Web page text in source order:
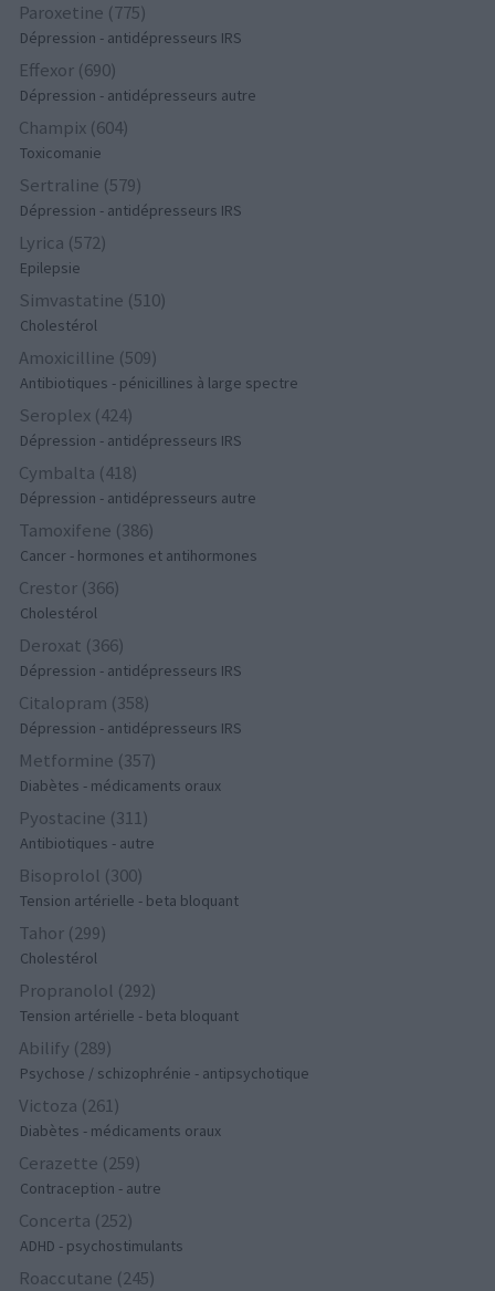
Paroxetine (775)
Dépression - antidépresseurs IRS
Effexor (690)
Dépression - antidépresseurs autre
Champix (604)
Toxicomanie
Sertraline (579)
Dépression - antidépresseurs IRS
Lyrica (572)
Epilepsie
Simvastatine (510)
Cholestérol
Amoxicilline (509)
Antibiotiques - pénicillines à large spectre
Seroplex (424)
Dépression - antidépresseurs IRS
Cymbalta (418)
Dépression - antidépresseurs autre
Tamoxifene (386)
Cancer - hormones et antihormones
Crestor (366)
Cholestérol
Deroxat (366)
Dépression - antidépresseurs IRS
Citalopram (358)
Dépression - antidépresseurs IRS
Metformine (357)
Diabètes - médicaments oraux
Pyostacine (311)
Antibiotiques - autre
Bisoprolol (300)
Tension artérielle - beta bloquant
Tahor (299)
Cholestérol
Propranolol (292)
Tension artérielle - beta bloquant
Abilify (289)
Psychose / schizophrénie - antipsychotique
Victoza (261)
Diabètes - médicaments oraux
Cerazette (259)
Contraception - autre
Concerta (252)
ADHD - psychostimulants
Roaccutane (245)